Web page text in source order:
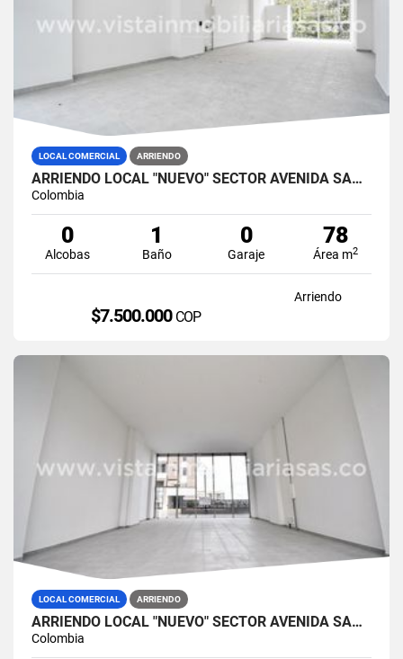
LOCAL COMERCIAL ARRIENDO
ARRIENDO LOCAL "NUEVO" SECTOR AVENIDA SANTANDER, MANIZALES
Colombia
0
Alcobas
1
Baño
0
Garaje
78
Área m2
Arriendo
$7.500.000 COP
LOCAL COMERCIAL ARRIENDO
ARRIENDO LOCAL "NUEVO" SECTOR AVENIDA SANTANDER, MANIZALES
Colombia